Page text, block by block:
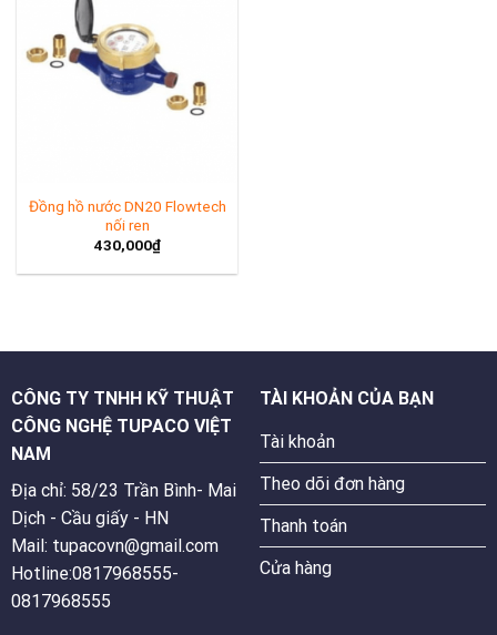
Đồng hồ nước DN20 Flowtech
nối ren
430,000₫
CÔNG TY TNHH KỸ THUẬT
CÔNG NGHỆ TUPACO VIỆT
NAM
Địa chỉ: 58/23 Trần Bình- Mai
Dịch - Cầu giấy - HN
Mail: tupacovn@gmail.com
Hotline:0817968555-
0817968555
TÀI KHOẢN CỦA BẠN
Tài khoản
Theo dõi đơn hàng
Thanh toán
Cửa hàng